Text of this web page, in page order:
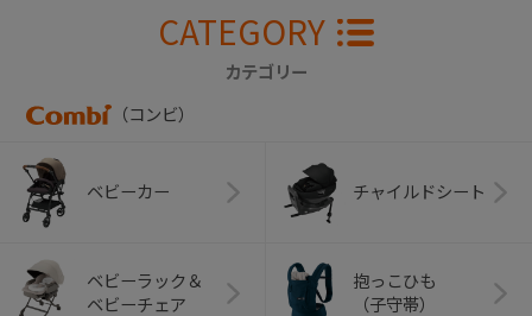
CATEGORY
カテゴリー
（コンビ）
ベビーカー チャイルドシート
ベビーラック＆
ベビーチェア
抱っこひも
（子守帯）